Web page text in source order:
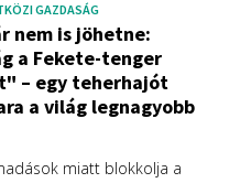
GAZDASÁG
nem is jöhetne:
a Fekete-tenger
– egy teherhajót
a világ legnagyobb
miatt blokkolja a